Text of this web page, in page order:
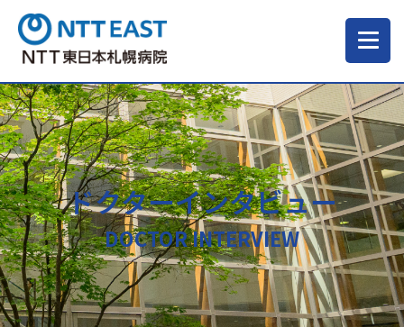
当院について
ご来院される方へ
診療科・部門
医療・介護関係の方
ドクターインタビュー
DOCTOR INTERVIEW